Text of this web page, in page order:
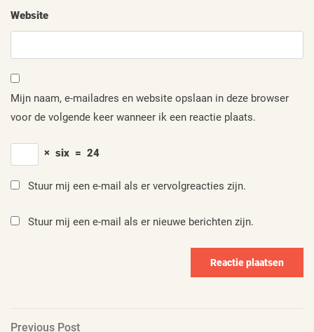
Website
Mijn naam, e-mailadres en website opslaan in deze browser
voor de volgende keer wanneer ik een reactie plaats.
× six = 24
Stuur mij een e-mail als er vervolgreacties zijn.
Stuur mij een e-mail als er nieuwe berichten zijn.
Previous
Previous Post